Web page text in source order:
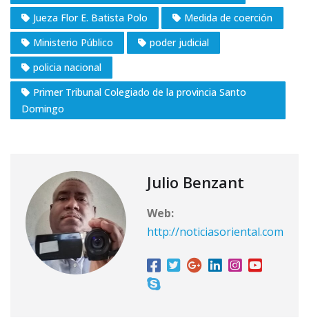
Jueza Flor E. Batista Polo
Medida de coerción
Ministerio Público
poder judicial
policia nacional
Primer Tribunal Colegiado de la provincia Santo
Domingo
Julio Benzant
Web:
http://noticiasoriental.com